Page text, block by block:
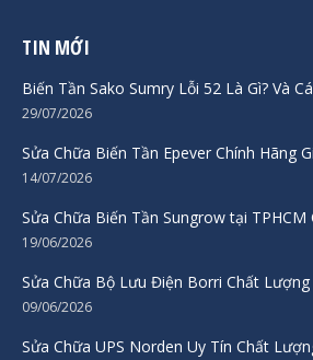
TIN MỚI
Biến Tần Sako Sumry Lỗi 52 Là Gì? Và
29/07/2026
Sửa Chữa Biến Tần Epever Chính Hãng
14/07/2026
Sửa Chữa Biến Tần Sungrow tại
19/06/2026
Sửa Chữa Bộ Lưu Điện Borri Chất Lượng
09/06/2026
Sửa Chữa UPS Norden Uy Tín Chất